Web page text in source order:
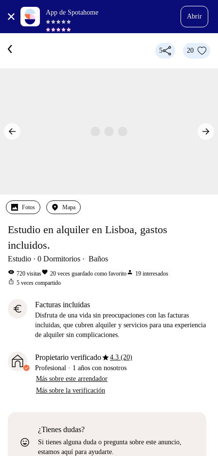
App de Spotahome
Abrir
5 20
Fotos Mapa
Estudio en alquiler en Lisboa, gastos
incluidos.
Estudio 0 Dormitorios Baños
visibility 720 visitasfavorite 20 veces guardado como favoritoperson 19 interesados
ios_share 5 veces compartido
euro Facturas incluidas
Disfruta de una vida sin preocupaciones con las facturas
incluidas, que cubren alquiler y servicios para una experiencia
de alquiler sin complicaciones.
Propietario verificadostar4.3 (20)
Profesional · 1 años con nosotros
Más sobre este arrendador
Más sobre la verificación
sentiment_very_satisfied
¿Tienes dudas?
Si tienes alguna duda o pregunta sobre este anuncio,
estamos aquí para ayudarte.